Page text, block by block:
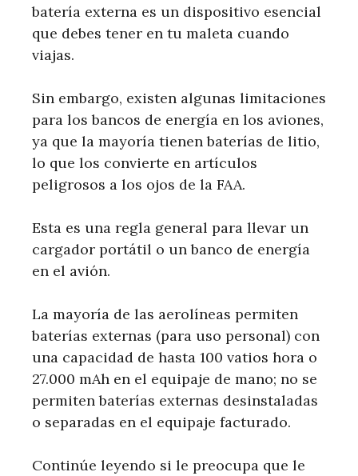
batería externa es un dispositivo esencial
que debes tener en tu maleta cuando
viajas.
Sin embargo, existen algunas limitaciones
para los bancos de energía en los aviones,
ya que la mayoría tienen baterías de litio,
lo que los convierte en artículos
peligrosos a los ojos de la FAA.
Esta es una regla general para llevar un
cargador portátil o un banco de energía
en el avión.
La mayoría de las aerolíneas permiten
baterías externas (para uso personal) con
una capacidad de hasta 100 vatios hora o
27.000 mAh en el equipaje de mano; no se
permiten baterías externas desinstaladas
o separadas en el equipaje facturado.
Continúe leyendo si le preocupa que le